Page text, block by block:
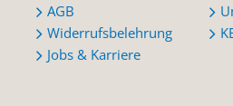
AGB
Widerrufsbelehrung
Jobs & Karriere